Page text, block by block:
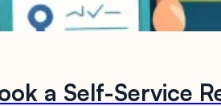
a Self-Service